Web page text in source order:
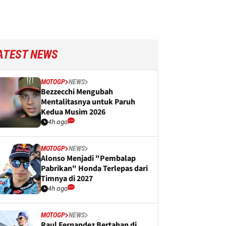
NEWS
MOTOGP NEWS
Bezzecchi Mengubah
Mentalitasnya untuk Paruh
Kedua Musim 2026
4h ago
MOTOGP NEWS
Alonso Menjadi "Pembalap
Pabrikan" Honda Terlepas dari
Timnya di 2027
4h ago
MOTOGP NEWS